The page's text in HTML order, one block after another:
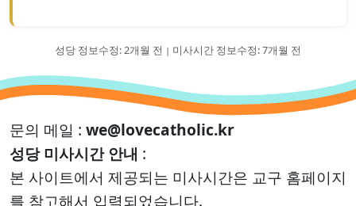
성당 정보수정: 2개월 전 | 미사시간 정보수정: 7개월 전
문의 메일 : we@lovecatholic.kr
성당 미사시간 안내 :
본 사이트에서 제공되는 미사시간은 교구 홈페이지
를 참고해서 입력되었습니다.